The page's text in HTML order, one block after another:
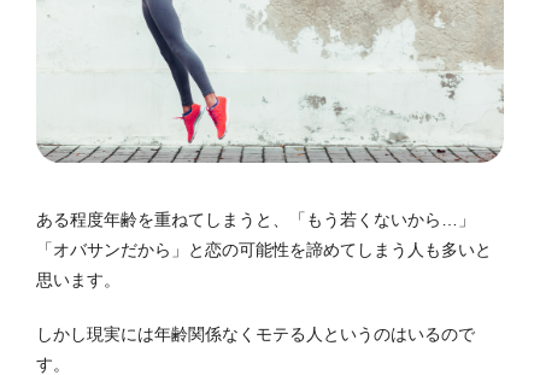
ある程度年齢を重ねてしまうと、「もう若くないから…」
「オバサンだから」と恋の可能性を諦めてしまう人も多いと
思います。
しかし現実には年齢関係なくモテる人というのはいるので
す。